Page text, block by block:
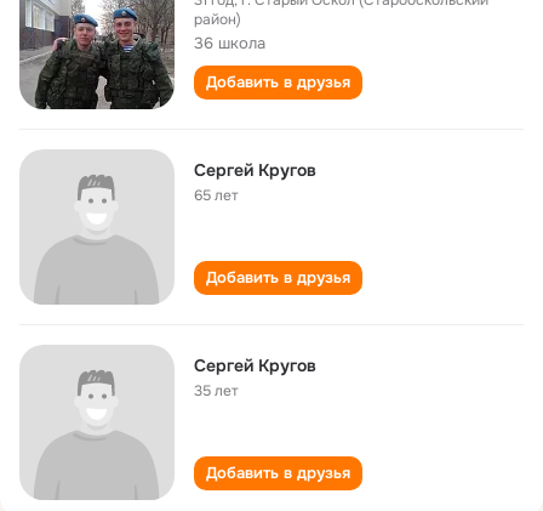
район)
36 школа
Добавить в друзья
Сергей Кругов
65 лет
Добавить в друзья
Сергей Кругов
35 лет
Добавить в друзья